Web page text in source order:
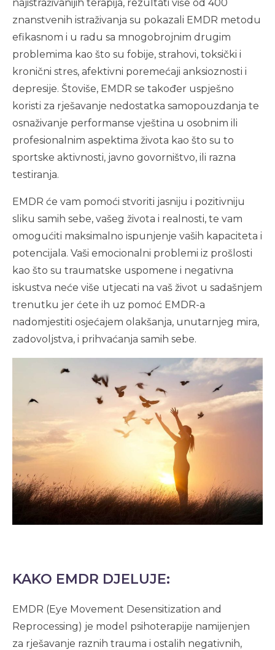
najistraživanijih terapija, rezultati više od 400
znanstvenih istraživanja su pokazali EMDR metodu
efikasnom i u radu sa mnogobrojnim drugim
problemima kao što su fobije, strahovi, toksički i
kronični stres, afektivni poremećaji anksioznosti i
depresije. Štoviše, EMDR se također uspješno
koristi za rješavanje nedostatka samopouzdanja te
osnaživanje performanse vještina u osobnim ili
profesionalnim aspektima života kao što su to
sportske aktivnosti, javno govorništvo, ili razna
testiranja.
EMDR će vam pomoći stvoriti jasniju i pozitivniju
sliku samih sebe, vašeg života i realnosti, te vam
omogućiti maksimalno ispunjenje vaših kapaciteta i
potencijala. Vaši emocionalni problemi iz prošlosti
kao što su traumatske uspomene i negativna
iskustva neće više utjecati na vaš život u sadašnjem
trenutku jer ćete ih uz pomoć EMDR-a
nadomjestiti osjećajem olakšanja, unutarnjeg mira,
zadovoljstva, i prihvaćanja samih sebe.
KAKO EMDR DJELUJE:
EMDR (Eye Movement Desensitization and
Reprocessing) je model psihoterapije namijenjen
za rješavanje raznih trauma i ostalih negativnih,